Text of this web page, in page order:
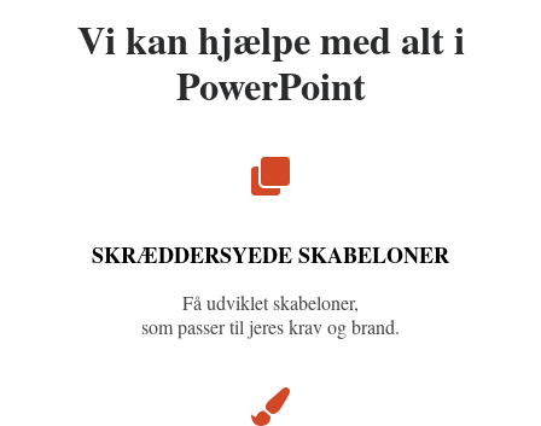
Vi kan hjælpe med alt i
PowerPoint
SKRÆDDERSYEDE SKABELONER
Få udviklet skabeloner,
som passer til jeres krav og brand.